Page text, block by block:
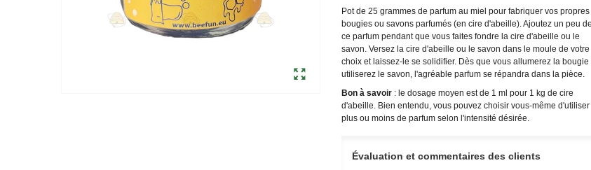
Pot de 25 grammes de parfum au miel pour fabriquer vos propres
bougies ou savons parfumés (en cire d'abeille). Ajoutez un peu de
ce parfum pendant que vous faites fondre la cire d'abeille ou le
savon. Versez la cire d'abeille ou le savon dans le moule de votre
choix et laissez-le se solidifier. Dès que vous allumerez la bougie
utiliserez le savon, l'agréable parfum se répandra dans la pièce.
Bon à savoir : le dosage moyen est de 1 ml pour 1 kg de cire
d'abeille. Bien entendu, vous pouvez choisir vous-même d'utiliser
plus ou moins de parfum selon l'intensité désirée.
Évaluation et commentaires des clients